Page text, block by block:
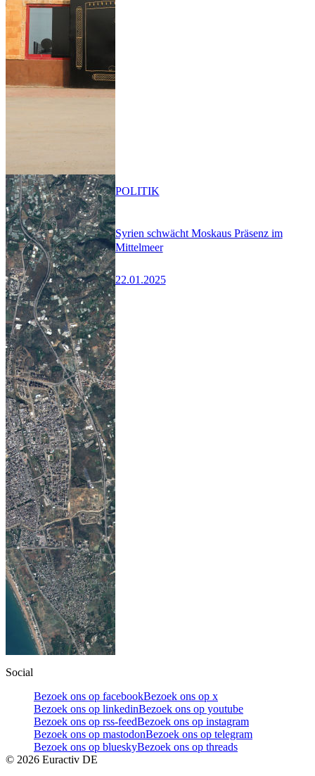
Syrien schwächt Moskaus Präsenz im
Mittelmeer
22.01.2025
POLITIK
Social
Bezoek ons op facebookBezoek ons op x
Bezoek ons op linkedinBezoek ons op youtube
Bezoek ons op rss-feedBezoek ons op instagram
Bezoek ons op mastodonBezoek ons op telegram
Bezoek ons op blueskyBezoek ons op threads
© 2026 Euractiv DE